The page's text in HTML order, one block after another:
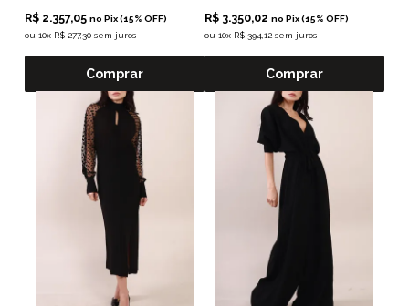
R$ 2.357,05 no Pix (15% OFF)
ou 10x R$ 277,30 sem juros
Comprar
R$ 3.350,02 no Pix (15% OFF)
ou 10x R$ 394,12 sem juros
Comprar